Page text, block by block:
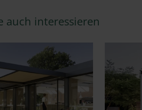
auch interessieren